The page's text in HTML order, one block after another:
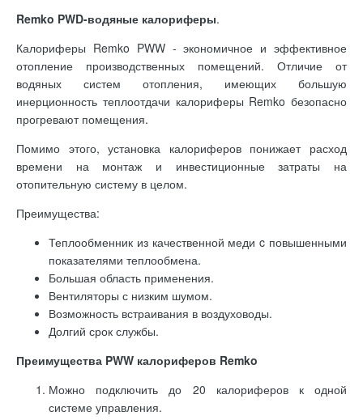
Remko PWD-водяные калориферы.
Калориферы Remko PWW - экономичное и эффективное
отопление производственных помещений. Отличие от
водяных систем отопления, имеющих большую
инерционность теплоотдачи калориферы Remko безопасно
прогревают помещения.
Помимо этого, установка калориферов понижает расход
времени на монтаж и инвестиционные затраты на
отопительную систему в целом.
Преимущества:
Теплообменник из качественной меди c повышенными
показателями теплообмена.
Большая область применения.
Вентиляторы с низким шумом.
Возможность встраивания в воздуховоды.
Долгий срок службы.
Преимущества PWW калориферов Remko
Можно подключить до 20 калориферов к одной
системе управления.